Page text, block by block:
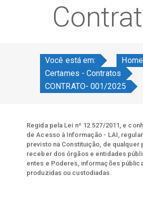
Você está em:
Home
Certames - Contratos
CONTRATO- 001/2025
Regida pela Lei nº 12.527/2011, e
de Acesso à Informação - LAI,
previsto na Constituição, de qualquer
receber dos órgãos e entidades
entes e Poderes, informações
produzidas ou custodiadas.